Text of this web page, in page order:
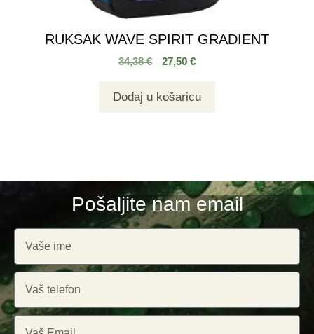
RUKSAK WAVE SPIRIT GRADIENT
34,38€ 27,50 €
Dodaj u košaricu
Pošaljite nam email